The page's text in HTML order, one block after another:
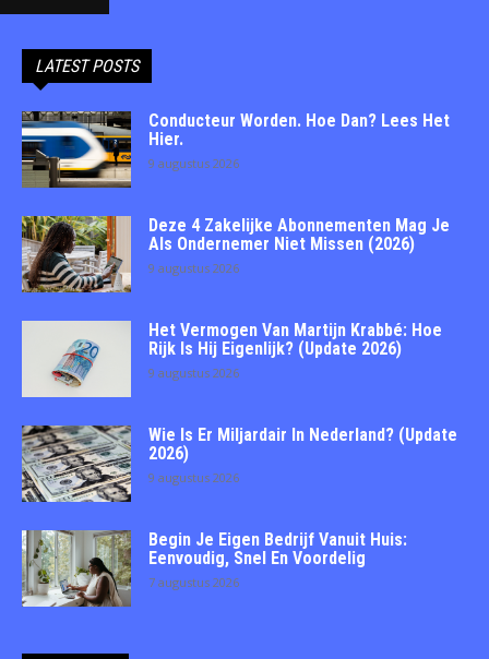
LATEST POSTS
Conducteur Worden. Hoe Dan? Lees Het
Hier.
9 augustus 2026
Deze 4 Zakelijke Abonnementen Mag Je
Als Ondernemer Niet Missen (2026)
9 augustus 2026
Het Vermogen Van Martijn Krabbé: Hoe
Rijk Is Hij Eigenlijk? (Update 2026)
9 augustus 2026
Wie Is Er Miljardair In Nederland? (Update
2026)
9 augustus 2026
Begin Je Eigen Bedrijf Vanuit Huis:
Eenvoudig, Snel En Voordelig
7 augustus 2026